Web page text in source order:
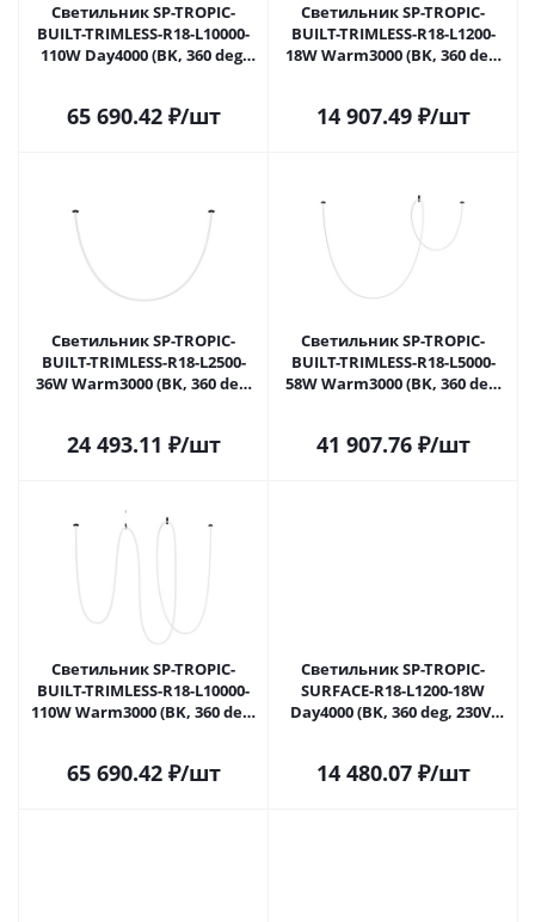
Светильник SP-TROPIC-
BUILT-TRIMLESS-R18-L10000-
110W Day4000 (BK, 360 deg,
65 690.42₽/шт
Светильник SP-TROPIC-
BUILT-TRIMLESS-R18-L1200-
18W Warm3000 (BK, 360 deg,
14 907.49₽/шт
Светильник SP-TROPIC-
BUILT-TRIMLESS-R18-L2500-
36W Warm3000 (BK, 360 deg,
24 493.11 ₽/шт
Светильник SP-TROPIC-
BUILT-TRIMLESS-R18-L5000-
58W Warm3000 (BK, 360 deg,
41 907.76₽/шт
Светильник SP-TROPIC-
BUILT-TRIMLESS-R18-L10000-
110W Warm3000 (BK, 360 deg,
65 690.42₽/шт
Светильник SP-TROPIC-
SURFACE-R18-L1200-18W
Day4000 (BK, 360 deg, 230V)
14 480.07₽/шт